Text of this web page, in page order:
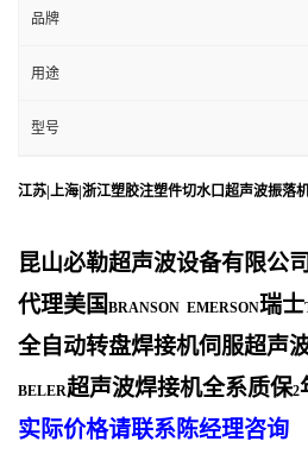
品牌
用途
型号
江苏|上海|浙江塑胶注塑件切水口超声波振落
昆山必勒超声波设备有限公司
代理美国 BRANSON EMERSON瑞士
全自动转盘焊接机伺服超声
BELER超声波焊接机全系质保2
实际价格请联系陈经理咨询